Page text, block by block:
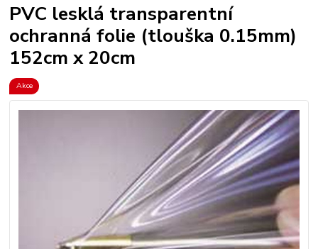
PVC lesklá transparentní
ochranná folie (tlouška 0.15mm)
152cm x 20cm
Akce